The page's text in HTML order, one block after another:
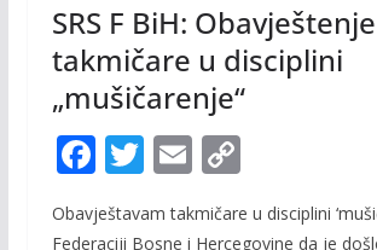
SRS F BiH:
takmičare u disciplini
„mušičarenje“
F
ac
e
T
w
itt
E
m
ai
C
p
Obavještavam takmičare u disciplini
Federaciji Bosne i Hercegovine da je